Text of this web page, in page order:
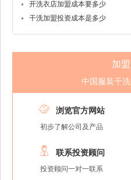
开洗衣店加盟成本要多少
干洗加盟投资成本是多少
加
中国服装干
 浏览官方网站
初步了解公司及产品
 联系投资顾问
投资顾问一对一联系